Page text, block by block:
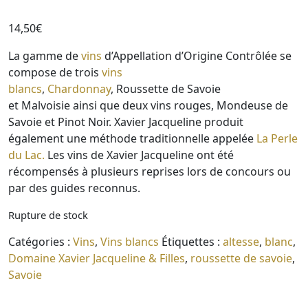
14,50€
La gamme devins d’Appellation d’Origine Contrôlée se
compose de trois vins
blancs, Chardonnay, Roussette de Savoie
et Malvoisie ainsi que deux vins rouges, Mondeuse de
Savoie et Pinot Noir. Xavier Jacqueline produit
également une méthode traditionnelle appelée La Perle
du Lac. Les vins de Xavier Jacqueline ont été
récompensés à plusieurs reprises lors de concours ou
par des guides reconnus.
Rupture de stock
Catégories : Vins, Vins blancs Étiquettes : altesse, blanc,
Domaine Xavier Jacqueline & Filles, roussette de savoie,
Savoie